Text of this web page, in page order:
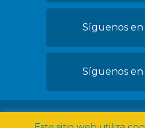
Síguenos en
Síguenos en